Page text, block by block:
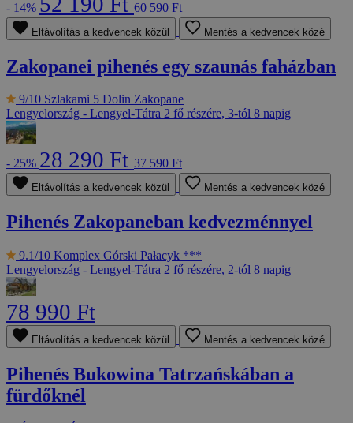
- 14% 60 590 Ft
Eltávolítás a kedvencek közül Mentés a kedvencek közé
Zakopanei pihenés egy szaunás faházban
9/10 Szlakami 5 Dolin Zakopane
Lengyelország - Lengyel-Tátra 2 fő részére, 3-tól 8 napig
- 25% 28 290 Ft 37 590 Ft
Eltávolítás a kedvencek közül Mentés a kedvencek közé
Pihenés Zakopaneban kedvezménnyel
9.1/10 Komplex Górski Pałacyk ***
Lengyelország - Lengyel-Tátra 2 fő részére, 2-tól 8 napig
78 990 Ft
Eltávolítás a kedvencek közül Mentés a kedvencek közé
Pihenés Bukowina Tatrzańskában a
fürdőknél